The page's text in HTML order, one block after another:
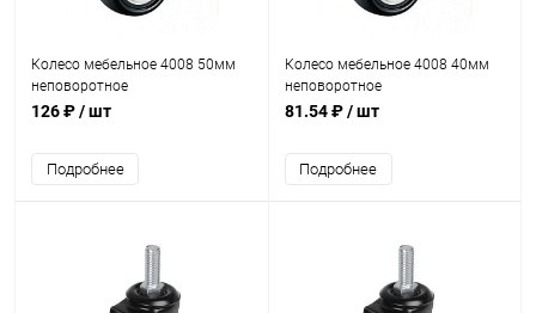
Колесо мебельное 4008 50мм
неповоротное
126 ₽/ шт
Подробнее
Колесо мебельное 4008 40мм
неповоротное
81.54 ₽/ шт
Подробнее